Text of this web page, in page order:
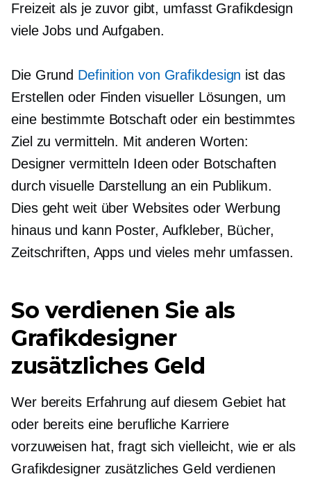
Freizeit als je zuvor gibt, umfasst Grafikdesign
viele Jobs und Aufgaben.
Die Grund Definition von Grafikdesign ist das
Erstellen oder Finden visueller Lösungen, um
eine bestimmte Botschaft oder ein bestimmtes
Ziel zu vermitteln. Mit anderen Worten:
Designer vermitteln Ideen oder Botschaften
durch visuelle Darstellung an ein Publikum.
Dies geht weit über Websites oder Werbung
hinaus und kann Poster, Aufkleber, Bücher,
Zeitschriften, Apps und vieles mehr umfassen.
So verdienen Sie als
Grafikdesigner
zusätzliches Geld
Wer bereits Erfahrung auf diesem Gebiet hat
oder bereits eine berufliche Karriere
vorzuweisen hat, fragt sich vielleicht, wie er als
Grafikdesigner zusätzliches Geld verdienen